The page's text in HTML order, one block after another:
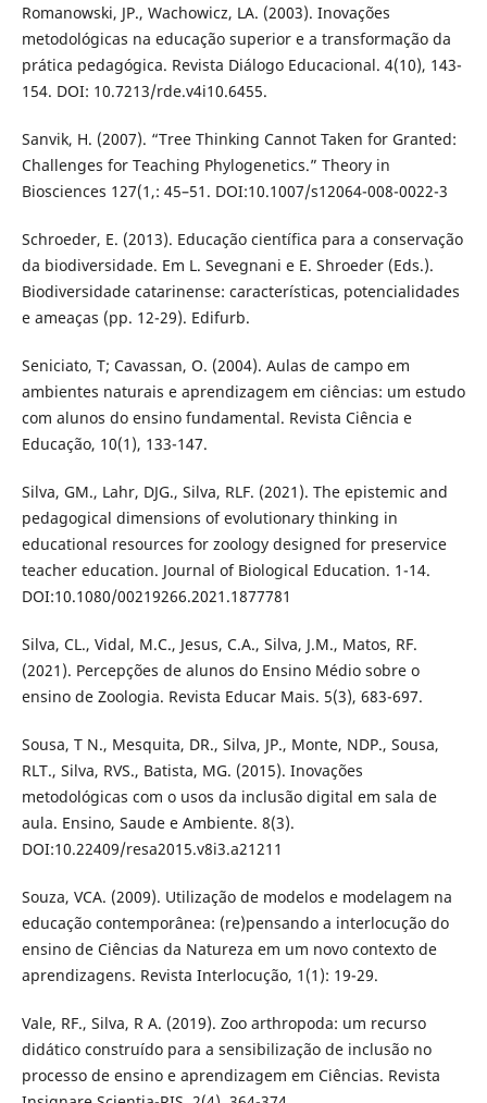
Romanowski, JP., Wachowicz, LA. (2003). Inovações
metodológicas na educação superior e a transformação da
prática pedagógica. Revista Diálogo Educacional. 4(10), 143-
154. DOI: 10.7213/rde.v4i10.6455.
Sanvik, H. (2007). “Tree Thinking Cannot Taken for Granted:
Challenges for Teaching Phylogenetics.” Theory in
Biosciences 127(1,: 45–51. DOI:10.1007/s12064-008-0022-3
Schroeder, E. (2013). Educação científica para a conservação
da biodiversidade. Em L. Sevegnani e E. Shroeder (Eds.).
Biodiversidade catarinense: características, potencialidades
e ameaças (pp. 12-29). Edifurb.
Seniciato, T; Cavassan, O. (2004). Aulas de campo em
ambientes naturais e aprendizagem em ciências: um estudo
com alunos do ensino fundamental. Revista Ciência e
Educação, 10(1), 133-147.
Silva, GM., Lahr, DJG., Silva, RLF. (2021). The epistemic and
pedagogical dimensions of evolutionary thinking in
educational resources for zoology designed for preservice
teacher education. Journal of Biological Education. 1-14.
DOI:10.1080/00219266.2021.1877781
Silva, CL., Vidal, M.C., Jesus, C.A., Silva, J.M., Matos, RF.
(2021). Percepções de alunos do Ensino Médio sobre o
ensino de Zoologia. Revista Educar Mais. 5(3), 683-697.
Sousa, T N., Mesquita, DR., Silva, JP., Monte, NDP., Sousa,
RLT., Silva, RVS., Batista, MG. (2015). Inovações
metodológicas com o usos da inclusão digital em sala de
aula. Ensino, Saude e Ambiente. 8(3).
DOI:10.22409/resa2015.v8i3.a21211
Souza, VCA. (2009). Utilização de modelos e modelagem na
educação contemporânea: (re)pensando a interlocução do
ensino de Ciências da Natureza em um novo contexto de
aprendizagens. Revista Interlocução, 1(1): 19-29.
Vale, RF., Silva, R A. (2019). Zoo arthropoda: um recurso
didático construído para a sensibilização de inclusão no
processo de ensino e aprendizagem em Ciências. Revista